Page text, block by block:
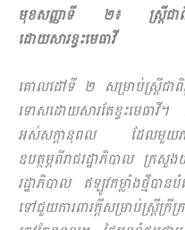
មុខសញ្ញាទី ២៖ ស្ដ្រីជាពិរុ
ដោយសារខ្វះមេធាវី
គោលដៅទី ២ សម្រាប់ស្ដ្រីជាពិ
ទោសដោយសារតែខ្វះមេធាវី។
អស់សក្ដានុពល ដែលមួយភាគក្
ឧបត្ថម្ភពីរាជរដ្ឋាភិបាល ក្រសួ
រដ្ឋាភិបាល ឥឡូវកម្លាំងថ្មីបាន
ទៅជួយការពារក្ដីសម្រាប់ស្